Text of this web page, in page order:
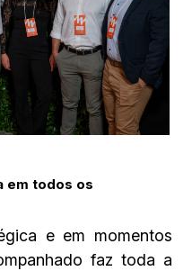
em todos os
e em momentos
faz toda a